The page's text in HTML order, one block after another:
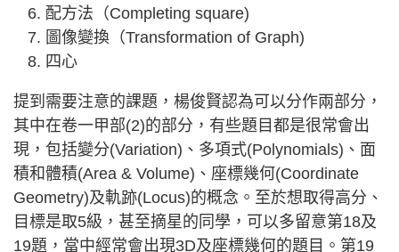
配方法（Completing square)
圖像變換（Transformation of Graph)
四心
提到需要注意的課題，楊俊賢認為可以分作兩部分，
其中在卷一甲部(2)的部分，有些題目都是很常會出
現，包括變分(Variation)、多項式(Polynomials)、面
積和體積(Area & Volume)、座標幾何(Coordinate
Geometry)及軌跡(Locus)的概念。至於想取得高分、
目標是取5級，甚至摘星的同學，可以多留意第18及
19題，當中經常會出現3D及座標幾何的題目。第19